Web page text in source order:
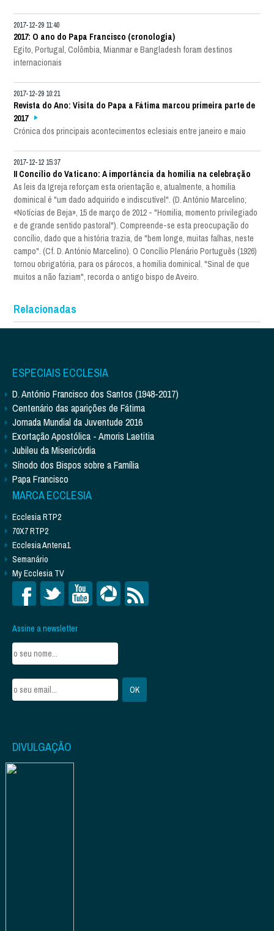
2017-12-29 11:40
2017: O ano do Papa Francisco (cronologia)
Egito, Portugal, Colômbia, Mianmar e Bangladesh foram destinos
internacionais
2017-12-29 10:21
Revista do Ano: Visita do Papa a Fátima marcou primeira parte de
2017
Crónica dos principais acontecimentos eclesiais entre janeiro e maio
2017-12-12 15:37
II Concílio do Vaticano: A importância da homilia na celebração
As leis da Igreja reforçam esta orientação e, atualmente, a homilia
dominical é "um dado adquirido e indiscutível". (D. António Marcelino;
«Notícias de Beja», 15 de março de 2012 - "Homilia, momento privilegiado
e de grande sentido pastoral"). Compreende-se esta preocupação do
concílio, dado que a história trazia, de "bem longe, muitas falhas, neste
campo". (Cf. D. António Marcelino). O Concílio Plenário Português (1926)
tornou obrigatória, para os párocos, a homilia dominical. "Sinal de que
muitos a não faziam", recorda o antigo bispo de Aveiro.
Relacionadas
ESPECIAIS ECCLESIA
D. António Francisco dos Santos (1948-2017)
Centenário das aparições de Fátima
Jornada Mundial da Juventude 2016
Exortação Apostólica - Amoris Laetitia
Jubileu da Misericórdia
Sínodo dos Bispos sobre a Família
Papa Francisco
MARCA ECCLESIA
Ecclesia RTP2
70X7 RTP2
Ecclesia Antena1
Semanário
My Ecclesia TV
Assine a newsletter
DIVULGAÇÃO